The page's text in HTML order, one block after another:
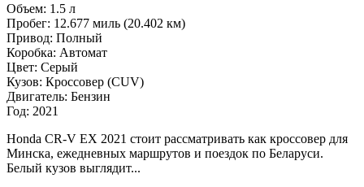
Объем: 1.5 л
Пробег: 12.677 миль (20.402 км)
Привод: Полный
Коробка: Автомат
Цвет: Серый
Кузов: Кроссовер (CUV)
Двигатель: Бензин
Год: 2021
Honda CR-V EX 2021 стоит рассматривать как кроссовер для
Минска, ежедневных маршрутов и поездок по Беларуси.
Белый кузов выглядит...